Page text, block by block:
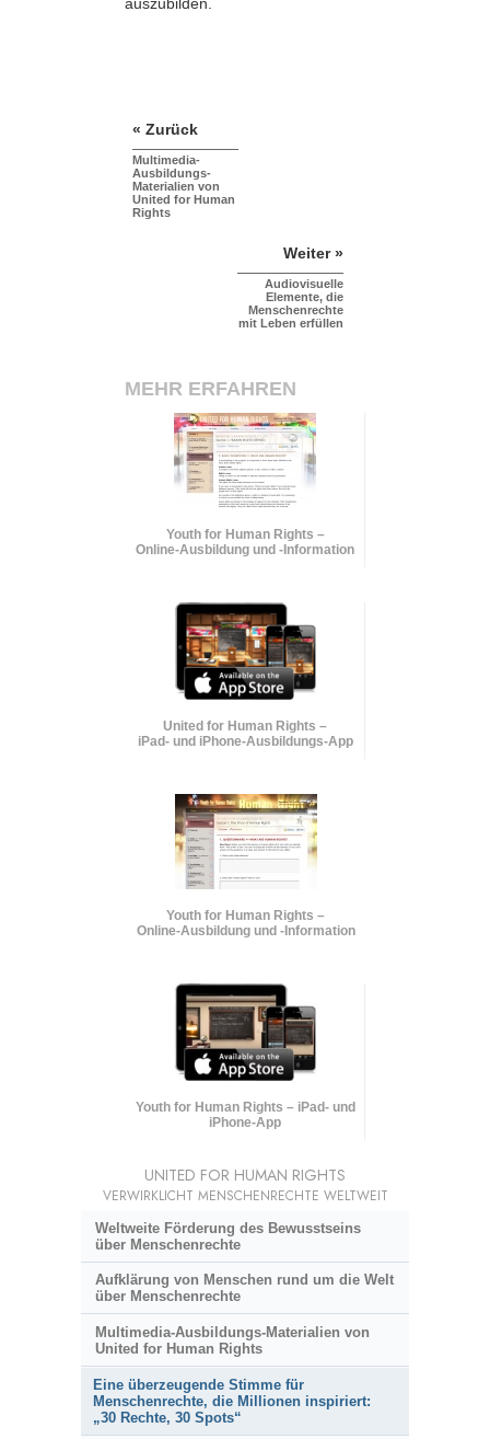
« Zurück
Multimedia-
Ausbildungs-
Materialien von
United for Human
Rights
Weiter »
Audiovisuelle
Elemente, die
Menschenrechte
mit Leben erfüllen
MEHR ERFAHREN
Youth for Human Rights –
Online-Ausbildung und-Information
United for Human Rights –
iPad- und iPhone-Ausbildungs-App
Youth for Human Rights –
Online-Ausbildung und -Information
Youth for Human Rights – iPad- und
iPhone-App
UNITED FOR HUMAN RIGHTS
VERWIRKLICHT MENSCHENRECHTE WELTWEIT
Weltweite Förderung des Bewusstseins
über Menschenrechte
Aufklärung von Menschen rund um die Welt
über Menschenrechte
Multimedia-Ausbildungs-Materialien von
United for Human Rights
Eine überzeugende Stimme für
Menschenrechte, die Millionen inspiriert:
„30 Rechte, 30 Spots“